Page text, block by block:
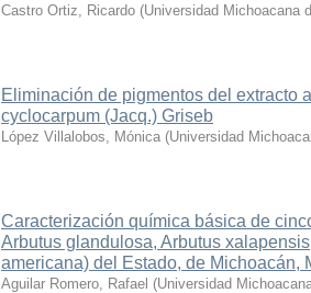
Castro Ortiz, Ricardo (Universidad Michoacana
Eliminación de pigmentos del extracto
cyclocarpum (Jacq.) Griseb
López Villalobos, Mónica (Universidad
Caracterización química básica de
Arbutus glandulosa, Arbutus
americana) del Estado, de Michoacán,
Aguilar Romero, Rafael (Universidad